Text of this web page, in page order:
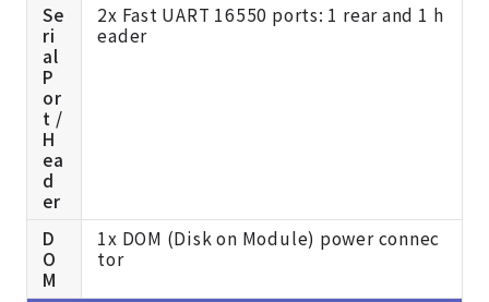
Se
ri
al
P
or
t /
H
ea
d
er
2x Fast UART 16550 ports: 1 rear and 1 h
eader
D
O
M
1x DOM (Disk on Module) power connec
tor